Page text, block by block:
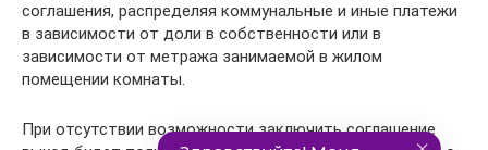
соглашения, распределяя коммунальные и иные платежи
в зависимости от доли в собственности или в
зависимости от метража занимаемой в жилом
помещении комнаты.
При отсутствии возможности заключить соглашение